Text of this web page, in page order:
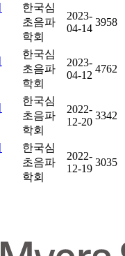
한국심
초음파
학회
2023-
04-14
3958
한국심
초음파
학회
2023-
04-12
4762
한국심
초음파
학회
2022-
12-20
3342
한국심
초음파
학회
2022-
12-19
3035